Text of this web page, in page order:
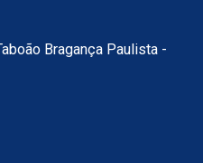
Bragança Paulista -